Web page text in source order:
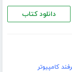
دانلود کتاب
کامپیوتر